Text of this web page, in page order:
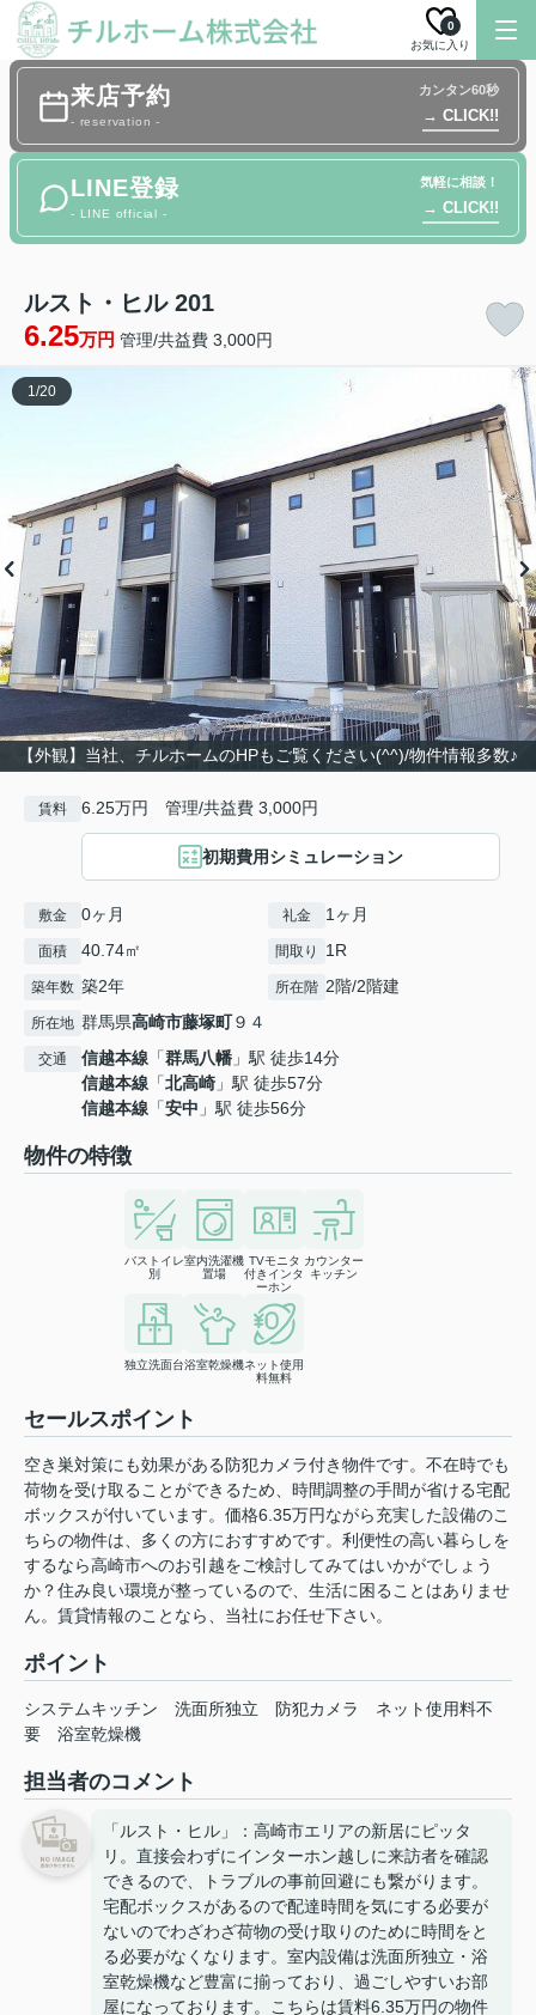
お気に入り
0
来店予約
- reservation -
カンタン60秒
→ CLICK!!
LINE登録
- LINE official -
気軽に相談！
→ CLICK!!
ルスト・ヒル 201
6.25万円 管理/共益費 3,000円
【外観】当社、チルホームのHPもご覧ください(^^)/物件情報多数♪
1/20
賃料 6.25万円 管理/共益費 3,000円
初期費用シミュレーション
敷金 0ヶ月 礼金 1ヶ月
面積 40.74㎡ 間取り 1R
築年数 築2年 所在階 2階/2階建
所在地 群馬県高崎市藤塚町９４
交通 信越本線 「群馬八幡 」駅 徒歩14分
信越本線 「北高崎 」駅 徒歩57分
信越本線 「安中 」駅 徒歩56分
物件の特徴
バストイレ
別
室内洗濯機
置場
TVモニタ
付きインタ
ーホン
カウンター
キッチン
独立洗面台浴室乾燥機ネット使用
料無料
セールスポイント
空き巣対策にも効果がある防犯カメラ付き物件です。不在時でも
荷物を受け取ることができるため、時間調整の手間が省ける宅配
ボックスが付いています。価格6.35万円ながら充実した設備のこ
ちらの物件は、多くの方におすすめです。利便性の高い暮らしを
するなら高崎市へのお引越をご検討してみてはいかがでしょう
か？住み良い環境が整っているので、生活に困ることはありませ
ん。賃貸情報のことなら、当社にお任せ下さい。
ポイント
システムキッチン 洗面所独立 防犯カメラ
ネット使用料不
要
浴室乾燥機
担当者のコメント
「ルスト・ヒル」：高崎市エリアの新居にピッタ
リ。直接会わずにインターホン越しに来訪者を確認
できるので、トラブルの事前回避にも繋がります。
宅配ボックスがあるので配達時間を気にする必要が
ないのでわざわざ荷物の受け取りのために時間をと
る必要がなくなります。室内設備は洗面所独立・浴
室乾燥機など豊富に揃っており、過ごしやすいお部
屋になっております。こちらは賃料6.35万円の物件